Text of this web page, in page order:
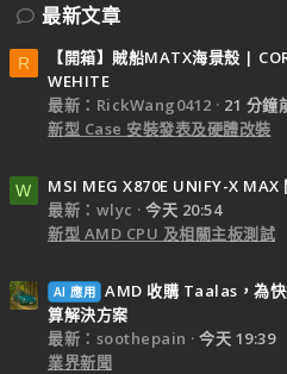
最新文章
R
【開箱】賊船MATX海景殼 |
WEHITE
最新：RickWang0412
21 分鐘
新型 Case 安裝發表及硬體改裝
W
MSI MEG X870E UNIFY-X
最新：wlyc
今天 20:54
新型 AMD CPU 及相關主板測試
AI 應用 AMD 收購 Taalas，為
算解決方案
最新：soothepain
今天 19:39
業界新聞